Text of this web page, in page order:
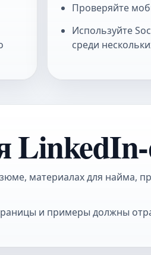
Проверяйте
Используйте
среди
материалах для найма,
и примеры должны